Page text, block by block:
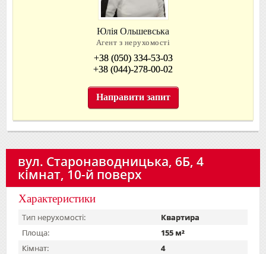
Юлія Ольшевська
Агент з нерухомості
+38 (050) 334-53-03
+38 (044)-278-00-02
Направити запит
вул. Старонаводницька, 6Б, 4
кімнат, 10-й поверх
Характеристики
Тип нерухомості:
Квартира
Площа:
155 м²
Кімнат:
4